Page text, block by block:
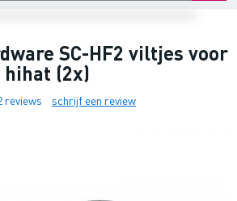
SC-HF2 viltjes voor
(2x)
reviews schrijf een review